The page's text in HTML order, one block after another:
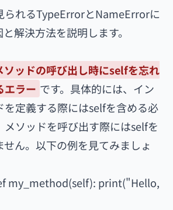
られるTypeErrorとNameErrorに
解決方法を説明します。
ソッドの呼び出し時にselfを忘れ
エラー です。具体的には、イン
を定義する際にはselfを含める必
ソッドを呼び出す際にはselfを
ん。以下の例を見てみましょ
my_method(self): print("Hello,